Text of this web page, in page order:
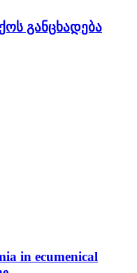
განცხადება
in ecumenical